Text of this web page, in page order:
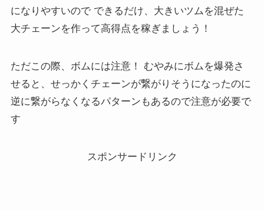
になりやすいので できるだけ、大きいツムを混ぜた
大チェーンを作って高得点を稼ぎましょう！
ただこの際、ボムには注意！ むやみにボムを爆発さ
せると、せっかくチェーンが繋がりそうになったのに
逆に繋がらなくなるパターンもあるので注意が必要で
す
スポンサードリンク